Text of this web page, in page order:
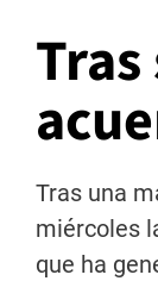
Tras una
miércoles
que ha